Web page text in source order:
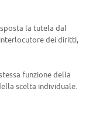
la tutela dal
dei diritti,
funzione della
scelta individuale.